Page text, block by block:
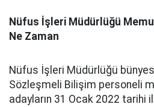
Nüfus İşleri Müdürlüğü
Ne Zaman
Nüfus İşleri Müdürlüğü
Sözleşmeli Bilişim personeli
adayların 31 Ocak 2022 tarihi